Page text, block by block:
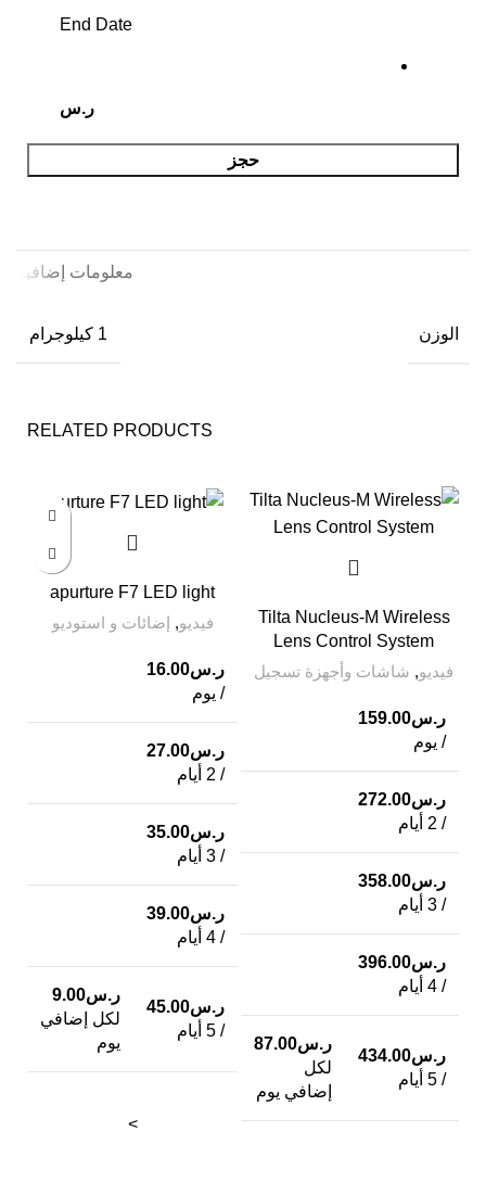
End Date
ر.س
حجز
معلومات إضافية
الوزن 1 كيلوجرام
RELATED PRODUCTS
Tilta Nucleus-M Wireless
Lens Control System
فيديو, شاشات وأجهزة تسجيل
ر.س159.00
/ يوم
ر.س272.00
/ 2 أيام
ر.س358.00
/ 3 أيام
ر.س396.00
/ 4 أيام
ر.س434.00
/ 5 أيام
ر.س87.00
لكل
إضافي يوم
apurture F7 LED light
فيديو, إضائات و استوديو
ر.س16.00
/ يوم
ر.س27.00
/ 2 أيام
ر.س35.00
/ 3 أيام
ر.س39.00
/ 4 أيام
ر.س45.00
/ 5 أيام
ر.س9.00
لكل إضافي
يوم
>